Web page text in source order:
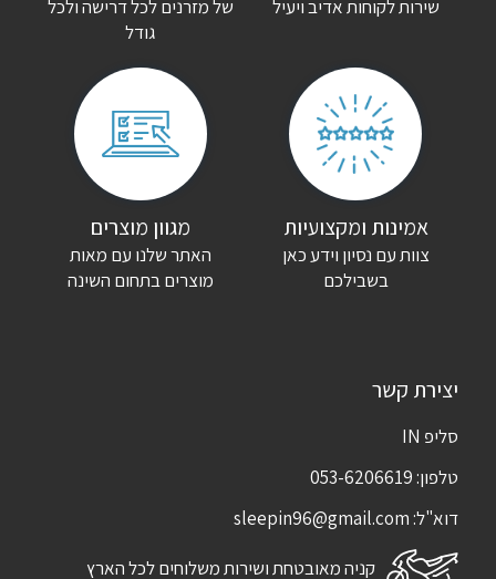
שירות לקוחות אדיב ויעיל
של מזרנים לכל דרישה ולכל
גודל
אמינות ומקצועיות
צוות עם נסיון וידע כאן
בשבילכם
מגוון מוצרים
האתר שלנו עם מאות
מוצרים בתחום השינה
יצירת קשר
סליפ IN
טלפון:053-6206619
דוא"ל:sleepin96@gmail.com
קניה מאובטחת ושירות משלוחים לכל הארץ